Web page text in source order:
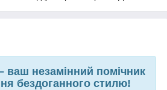
ваш незамінний помічник
бездоганного стилю!